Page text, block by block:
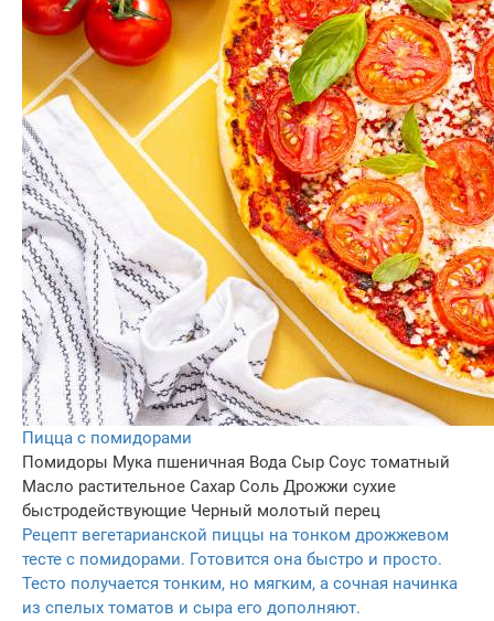
Пицца с помидорами
Помидоры Мука пшеничная Вода Сыр Соус томатный
Масло растительное Сахар Соль Дрожжи сухие
быстродействующие Черный молотый перец
Рецепт вегетарианской пиццы на тонком дрожжевом
тесте с помидорами. Готовится она быстро и просто.
Тесто получается тонким, но мягким, а сочная начинка
из спелых томатов и сыра его дополняют.